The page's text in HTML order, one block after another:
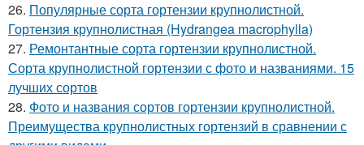
26. Популярные сорта гортензии крупнолистной.
Гортензия крупнолистная (Hydrangea macrophylla)
27. Ремонтантные сорта гортензии крупнолистной.
Сорта крупнолистной гортензии с фото и названиями. 15
лучших сортов
28. Фото и названия сортов гортензии крупнолистной.
Преимущества крупнолистных гортензий в сравнении с